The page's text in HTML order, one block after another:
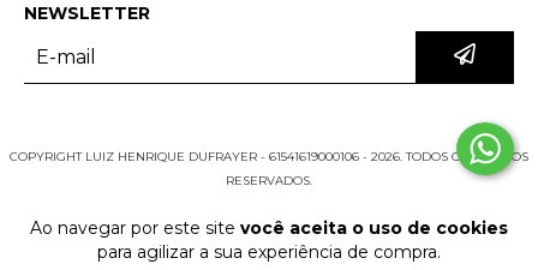
Ao navegar por este site você aceita o uso de cookies
para agilizar a sua experiência de compra.
NEWSLETTER
COPYRIGHT LUIZ HENRIQUE DUFRAYER - 61541619000106 - 2026. TODOS OS DIREITOS
RESERVADOS.